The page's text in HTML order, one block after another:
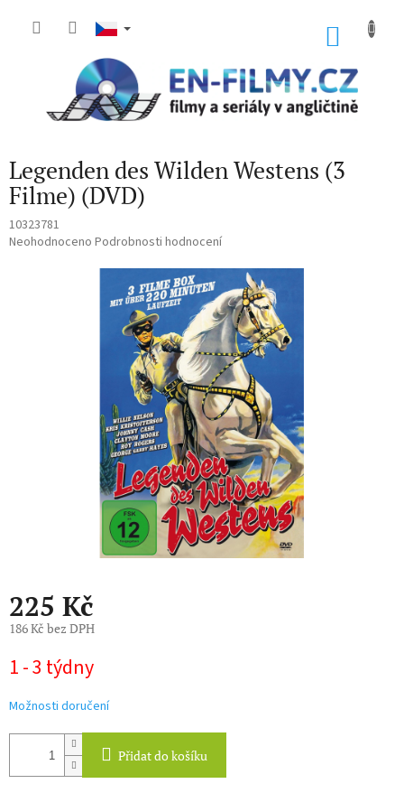
Legenden des Wilden Westens (3
Filme) (DVD)
10323781
Průměrné
Neohodnoceno Podrobnosti hodnocení
225 Kč
186 Kč bez DPH
cena:
1 - 3 týdny
Možnosti doručení
Přidat do košíku